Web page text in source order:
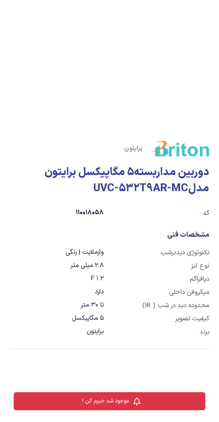
برایتون
دوربین مداربسته5 مگاپیکسل برایتون
مدلUVC-532T9AR-MC
کد : 110018058
مشخصات فنی
تکنولوژی دیددرشب
وارملایت | رنگی
نوع لنز
2.8 میلی متر
دیافراگم
F 1.2
میکروفن داخلی
دارد
محدوده دید در شب ( IR)
تا 30 متر
کیفیت تصویر
5 مگاپیکسل
برند
برایتون
موجود شد خبرم کن !